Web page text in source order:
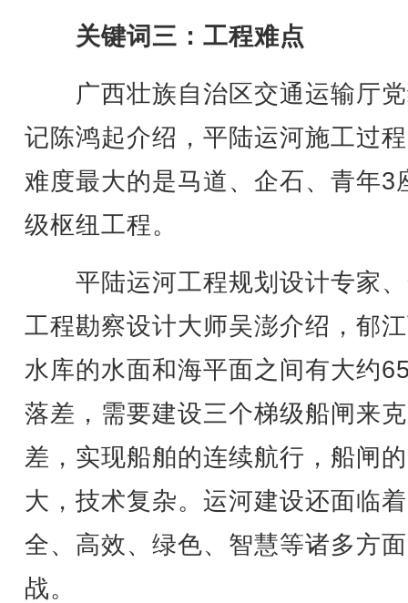
关键词三：工程难点
广西壮族自治区交通运输厅
记陈鸿起介绍，平陆运河施工过
难度最大的是马道、企石、青年3
级枢纽工程。
平陆运河工程规划设计专家
工程勘察设计大师吴澎介绍，郁
水库的水面和海平面之间有大约
落差，需要建设三个梯级船闸来
差，实现船舶的连续航行，船闸
大，技术复杂。运河建设还面临
全、高效、绿色、智慧等诸多方
战。